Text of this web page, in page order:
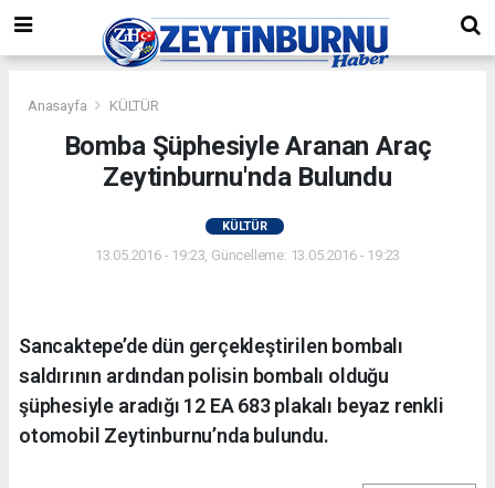
Anasayfa KÜLTÜR
Bomba Şüphesiyle Aranan Araç
Zeytinburnu'nda Bulundu
KÜLTÜR
13.05.2016 - 19:23, Güncelleme: 13.05.2016 - 19:23
Sancaktepe’de dün gerçekleştirilen bombalı
saldırının ardından polisin bombalı olduğu
şüphesiyle aradığı 12 EA 683 plakalı beyaz renkli
otomobil Zeytinburnu’nda bulundu.